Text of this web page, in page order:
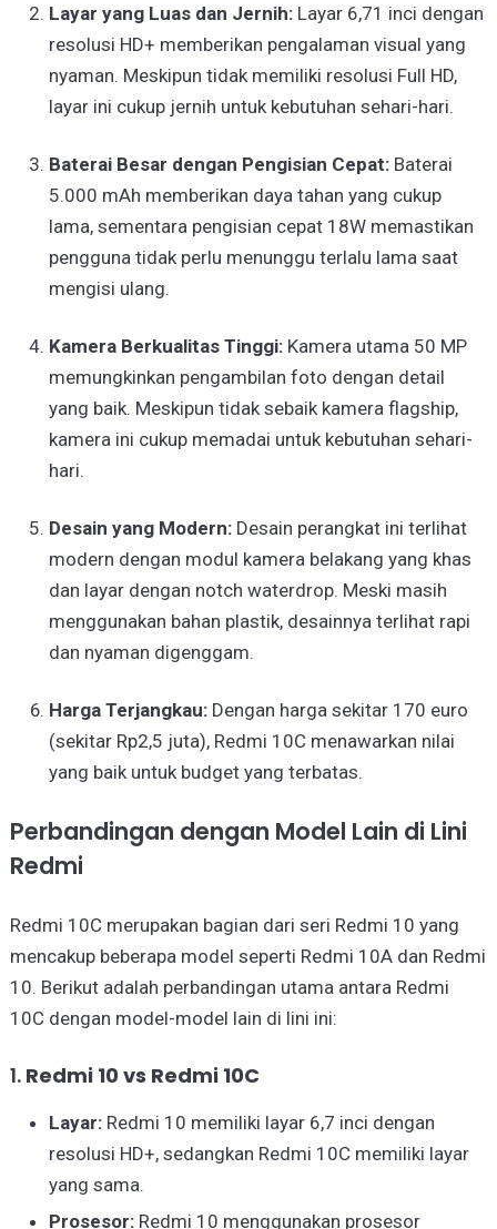
Layar yang Luas dan Jernih:Layar 6,71 inci dengan
resolusi HD+ memberikan pengalaman visual yang
nyaman. Meskipun tidak memiliki resolusi Full HD,
layar ini cukup jernih untuk kebutuhan sehari-hari.
Baterai Besar dengan Pengisian Cepat:Baterai
5.000 mAh memberikan daya tahan yang cukup
lama, sementara pengisian cepat 18W memastikan
pengguna tidak perlu menunggu terlalu lama saat
mengisi ulang.
Kamera Berkualitas Tinggi:Kamera utama 50 MP
memungkinkan pengambilan foto dengan detail
yang baik. Meskipun tidak sebaik kamera flagship,
kamera ini cukup memadai untuk kebutuhan sehari-
hari.
Desain yang Modern:Desain perangkat ini terlihat
modern dengan modul kamera belakang yang khas
dan layar dengan notch waterdrop. Meski masih
menggunakan bahan plastik, desainnya terlihat rapi
dan nyaman digenggam.
Harga Terjangkau:Dengan harga sekitar 170 euro
(sekitar Rp2,5 juta), Redmi 10C menawarkan nilai
yang baik untuk budget yang terbatas.
Perbandingan dengan Model Lain di Lini
Redmi
Redmi 10C merupakan bagian dari seri Redmi 10 yang
mencakup beberapa model seperti Redmi 10A dan Redmi
10. Berikut adalah perbandingan utama antara Redmi
10C dengan model-model lain di lini ini:
1. Redmi 10 vs Redmi 10C
Layar:Redmi 10 memiliki layar 6,7 inci dengan
resolusi HD+, sedangkan Redmi 10C memiliki layar
yang sama.
Prosesor:Redmi 10 menggunakan prosesor